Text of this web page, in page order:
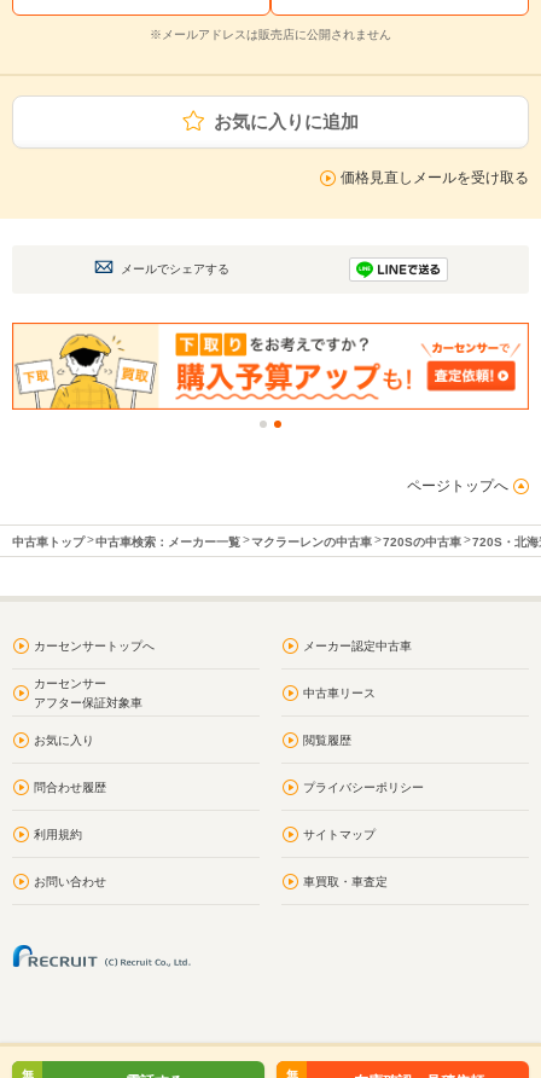
※メールアドレスは販売店に公開されません
お気に入りに追加
価格見直しメールを受け取る
メールでシェアする
ページトップへ
中古車トップ 中古車検索：メーカー一覧 マクラーレンの中古車 720Sの中古車 720S・北海
カーセンサートップへ メーカー認定中古車
カーセンサー
アフター保証対象車
中古車リース
お気に入り 閲覧履歴
問合わせ履歴 プライバシーポリシー
利用規約 サイトマップ
お問い合わせ 車買取・車査定
無 無